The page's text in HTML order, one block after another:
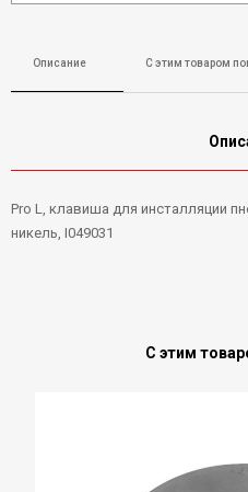
Описание С этим товаром
Pro L, клавиша для инсталляции
никель, I049031
С этим